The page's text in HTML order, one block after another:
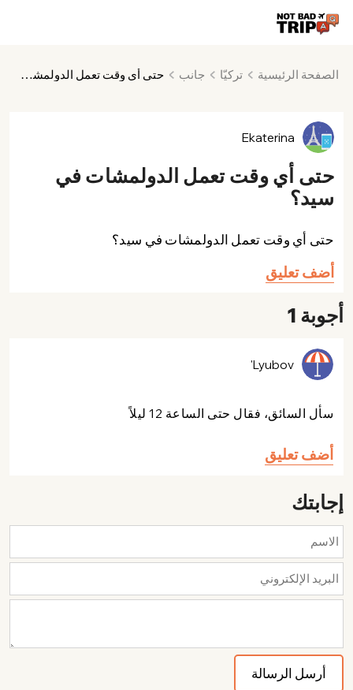
الصفحة الرئيسية تركيّا جانب حتى أي وقت تعمل الدولمشات في سيد؟
Ekaterina
حتى أي وقت تعمل الدولمشات في
سيد؟
حتى أي وقت تعمل الدولمشات في سيد؟
أضف تعليق
أجوبة 1
Lyubov'
سأل السائق، فقال حتى الساعة 12 ليلاً
أضف تعليق
إجابتك